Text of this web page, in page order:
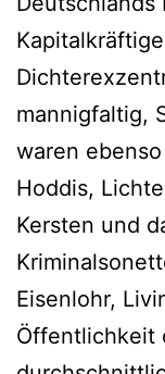
mannigfaltig,
waren
Hoddis,
Kersten und
Eisenlohr,
Öffentlichkeit